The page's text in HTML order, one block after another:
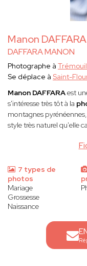
Manon DAFFARA
DAFFARA MANON
Photographe à
Se déplace à Saint-
Manon DAFFARAest
s'intéresse très tôt à la
montagnes
style très naturel qu'elle
7 types de
photos
Mariage
Grossesse
Naissance